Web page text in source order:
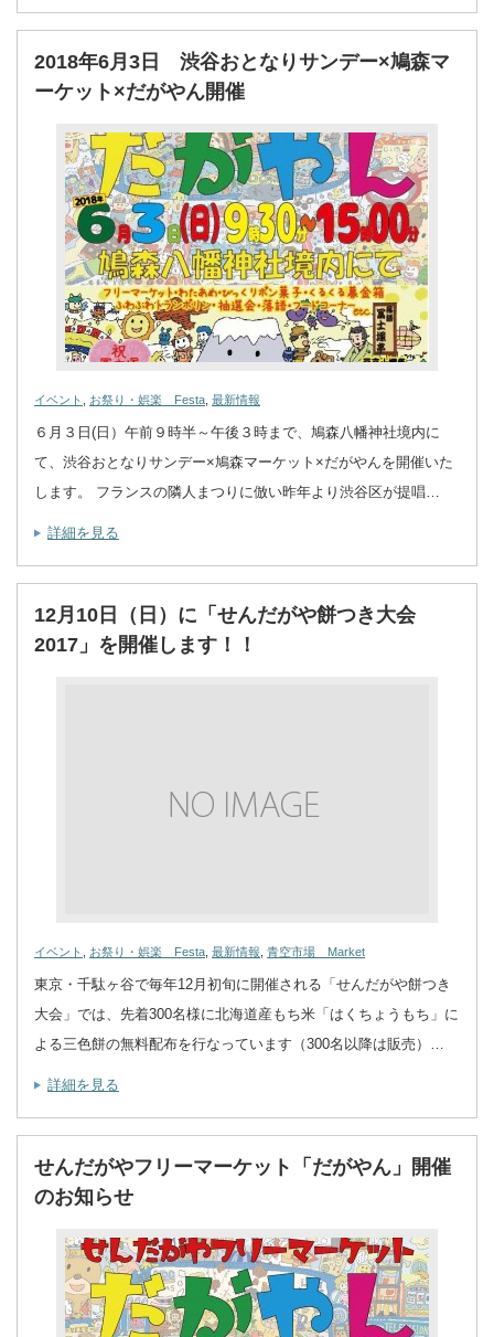
2018年6月3日 渋谷おとなりサンデー×鳩森マ
ーケット×だがやん開催
イベント お祭り・娯楽 Festa 最新情報
６月３日(日）午前９時半～午後３時まで、鳩森八幡神社境内に
て、渋谷おとなりサンデー×鳩森マーケット×だがやんを開催いた
します。 フランスの隣人まつりに倣い昨年より渋谷区が提唱…
詳細を見る
12月10日（日）に「せんだがや餅つき大会
2017」を開催します！！
イベント お祭り・娯楽 Festa 最新情報 青空市場 Market
東京・千駄ヶ谷で毎年12月初旬に開催される「せんだがや餅つき
大会」では、先着300名様に北海道産もち米「はくちょうもち」に
よる三色餅の無料配布を行なっています（300名以降は販売）…
詳細を見る
せんだがやフリーマーケット「だがやん」開催
のお知らせ